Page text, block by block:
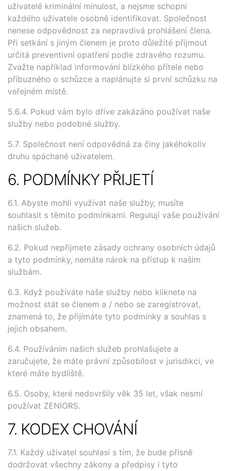
uživatelé kriminální minulost, a nejsme schopni
každého uživatele osobně identifikovat. Společnost
nenese odpovědnost za nepravdivá prohlášení člena.
Při setkání s jiným členem je proto důležité přijmout
určitá preventivní opatření podle zdravého rozumu.
Zvažte například informování blízkého přítele nebo
příbuzného o schůzce a naplánujte si první schůzku na
veřejném místě.
5.6.4. Pokud vám bylo dříve zakázáno používat naše
služby nebo podobné služby.
5.7. Společnost není odpovědná za činy jakéhokoliv
druhu spáchané uživatelem.
6. PODMÍNKY PŘIJETÍ
6.1. Abyste mohli využívat naše služby, musíte
souhlasit s těmito podmínkami. Regulují vaše používání
našich služeb.
6.2. Pokud nepřijmete zásady ochrany osobních údajů
a tyto podmínky, nemáte nárok na přístup k našim
službám.
6.3. Když používáte naše služby nebo kliknete na
možnost stát se členem a / nebo se zaregistrovat,
znamená to, že přijímáte tyto podmínky a souhlas s
jejich obsahem.
6.4. Používáním našich služeb prohlašujete a
zaručujete, že máte právní způsobilost v jurisdikci, ve
které máte bydliště.
6.5. Osoby, které nedovršily věk 35 let, však nesmí
používat ZENIORS.
7. KODEX CHOVÁNÍ
7.1. Každý uživatel souhlasí s tím, že bude přísně
dodržovat všechny zákony a předpisy i tyto